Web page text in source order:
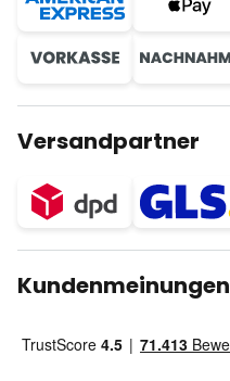
Versandpartner
Kundenmeinungen